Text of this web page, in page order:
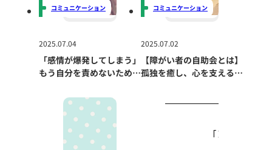
2025.07.04
「感情が爆発してしまう」
もう自分を責めないため
合い方
コミュニケーション
2025.07.02
【障がい者の自助会とは】
孤独を癒し、心を支える
コミュニケーション